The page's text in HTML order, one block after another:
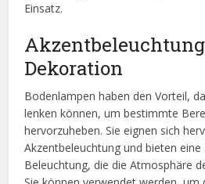
Einsatz.
Dekoration
Bodenlampen haben den Vorteil,
lenken können, um bestimmte
hervorzuheben. Sie eignen sich
Akzentbeleuchtung und bieten
Beleuchtung, die die Atmosphäre